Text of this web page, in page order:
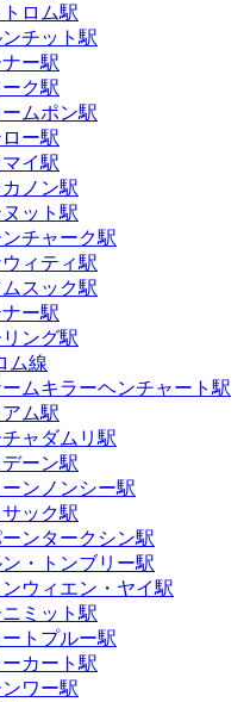
ロム駅
チット駅
ー駅
ク駅
ムポン駅
ロー駅
イ駅
ノン駅
ット駅
チャーク駅
ィティ駅
スック駅
ー駅
ング駅
ム線
ムキラーヘンチャート駅
ム駅
ャダムリ駅
ーン駅
ンノンシー駅
ック駅
ンタークシン駅
ン・トンブリー駅
ンウィエン・ヤイ駅
ミット駅
ートプルー駅
カート駅
ワー駅